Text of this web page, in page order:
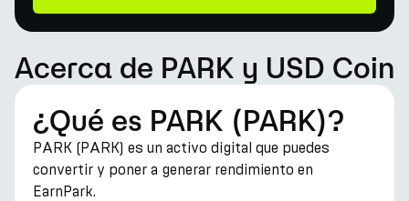
Acerca de PARK y USD Coin
¿Qué es PARK (PARK)?
PARK (PARK) es un activo digital que puedes
convertir y poner a generar rendimiento en
EarnPark.